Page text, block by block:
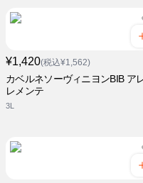
¥1,420(税込¥1,562)
カベルネソーヴィニヨンBIB ア
レメンテ
3L